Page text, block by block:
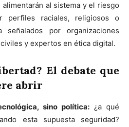
al sistema y el riesgo
perfiles raciales, religiosos o
por organizaciones
y expertos en ética digital.
El debate que
abrir
sino política: ¿a qué
esta supuesta seguridad?